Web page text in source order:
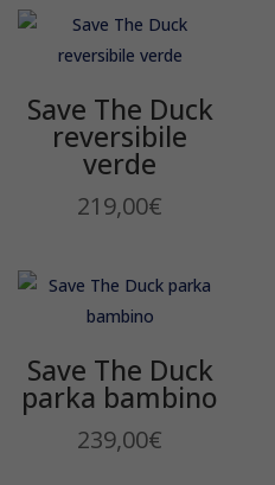
Save The Duck
reversibile
verde
219,00€
Save The Duck
parka bambino
239,00€